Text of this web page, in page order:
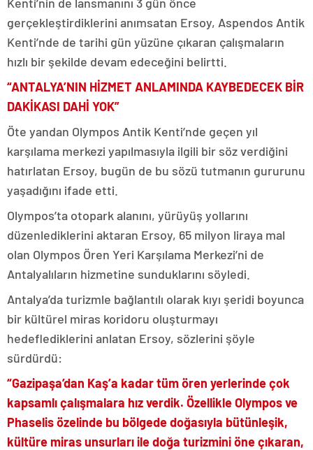
gerçekleştirdiklerini anımsatan Ersoy, Aspendos Antik
Kenti’nde de tarihi gün yüzüne çıkaran çalışmaların
hızlı bir şekilde devam edeceğini belirtti.
“ANTALYA’NIN HİZMET ANLAMINDA KAYBEDECEK BİR
DAKİKASI DAHİ YOK”
Öte yandan Olympos Antik Kenti’nde geçen yıl
karşılama merkezi yapılmasıyla ilgili bir söz verdiğini
hatırlatan Ersoy, bugün de bu sözü tutmanın gururunu
yaşadığını ifade etti.
Olympos’ta otopark alanını, yürüyüş yollarını
düzenlediklerini aktaran Ersoy, 65 milyon liraya mal
olan Olympos Ören Yeri Karşılama Merkezi’ni de
Antalyalıların hizmetine sunduklarını söyledi.
Antalya’da turizmle bağlantılı olarak kıyı şeridi boyunca
bir kültürel miras koridoru oluşturmayı
hedeflediklerini anlatan Ersoy, sözlerini şöyle
sürdürdü:
“Gazipaşa’dan Kaş’a kadar tüm ören yerlerinde çok
kapsamlı çalışmalara hız verdik. Özellikle Olympos ve
Phaselis özelinde bu bölgede doğasıyla bütünleşik,
kültüre miras unsurları ile doğa turizmini öne çıkaran,